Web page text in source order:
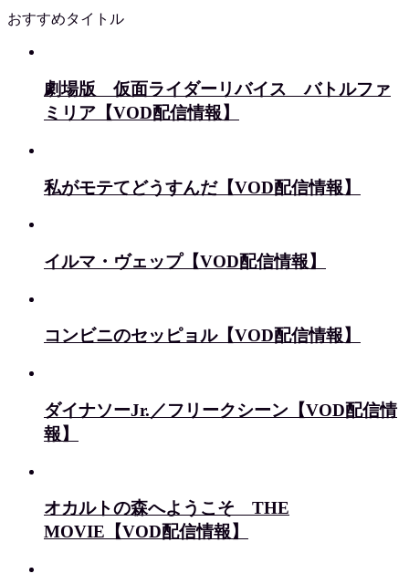
おすすめタイトル
劇場版 仮面ライダーリバイス バトルファ
ミリア【VOD配信情報】
私がモテてどうすんだ【VOD配信情報】
イルマ・ヴェップ【VOD配信情報】
コンビニのセッピョル【VOD配信情報】
ダイナソーJr.／フリークシーン【VOD配信情
報】
オカルトの森へようこそ THE
MOVIE【VOD配信情報】